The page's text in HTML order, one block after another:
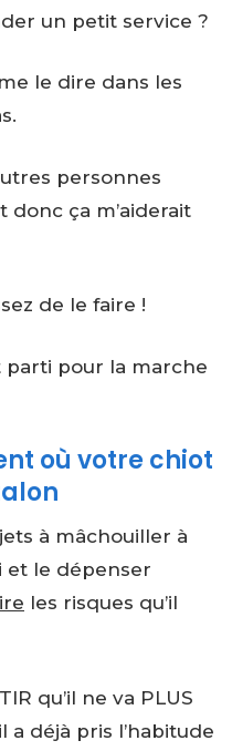
un petit service ?
le dire dans les
personnes
ça m’aiderait
de le faire !
parti pour la marche
où votre chiot
à mâchouiller à
et le dépenser
les risques qu’il
qu’il ne va PLUS
a déjà pris l’habitude